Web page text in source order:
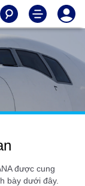
được cung
bày dưới đây.